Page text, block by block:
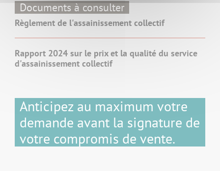
Documents à consulter
Règlement de l'assainissement collectif
Rapport 2024 sur le prix et la qualité du service
d'assainissement collectif
Anticipez au maximum votre
demande avant la signature de
votre compromis de vente.